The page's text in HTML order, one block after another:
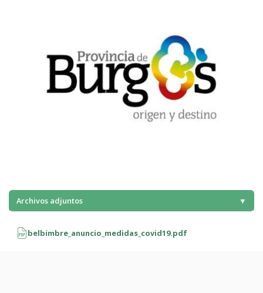
Archivos adjuntos ▼
belbimbre_anuncio_medidas_covid19.pdf